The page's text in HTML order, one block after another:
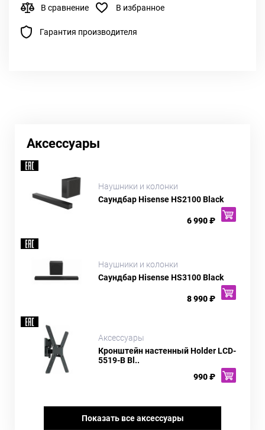
В сравнение В избранное
Гарантия производителя
Аксессуары
Наушники и колонки
Саундбар Hisense HS2100 Black
6 990 ₽
Наушники и колонки
Саундбар Hisense HS3100 Black
8 990 ₽
Аксессуары
Кронштейн настенный Holder LCD-
5519-B Bl..
990 ₽
Показать все аксессуары